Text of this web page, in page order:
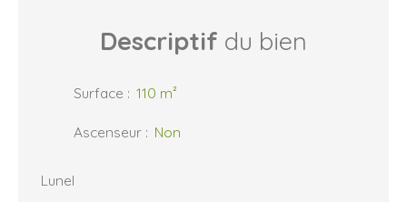
Descriptif du bien
Surface : 110 m²
Ascenseur : Non
Lunel